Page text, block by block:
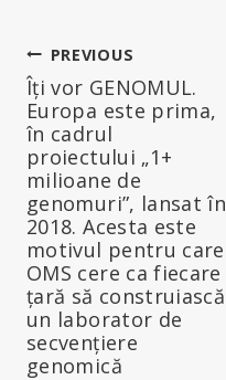
Navigare
în
articole
PREVIOUS
Îți vor GENOMUL.
Europa este prima,
în cadrul
proiectului „1+
milioane de
genomuri”, lansat în
2018. Acesta este
motivul pentru care
OMS cere ca fiecare
țară să construiască
un laborator de
secvențiere
genomică